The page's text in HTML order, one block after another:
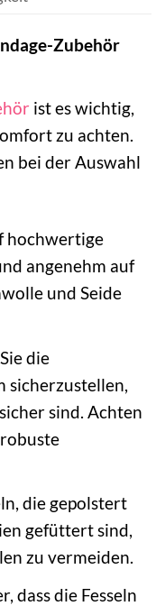
Zubehör
ist es wichtig,
zu achten.
bei der Auswahl
hochwertige
angenehm auf
und Seide
die
sicherzustellen,
sind. Achten
die gepolstert
gefüttert sind,
zu vermeiden.
dass die Fesseln